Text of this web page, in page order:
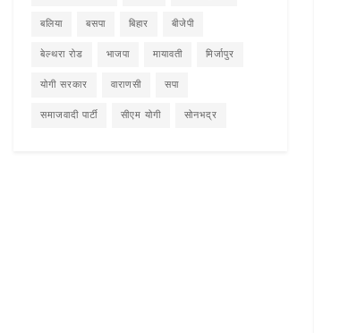
बलिया बसपा बिहार बीजेपी
बेल्थरा रोड भाजपा मायावती मिर्जापुर
योगी सरकार वाराणसी सपा
समाजवादी पार्टी सीएम योगी सोनभद्र